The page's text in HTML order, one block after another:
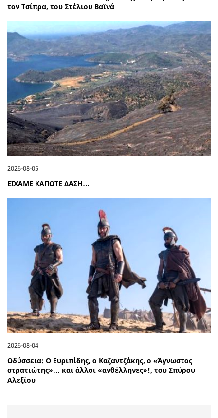
τον Τσίπρα, του Στέλιου Βαϊνά
2026-08-05
ΕΙΧΑΜΕ ΚΑΠΟΤΕ ΔΑΣΗ…
2026-08-04
Οδύσσεια: Ο Ευριπίδης, ο Καζαντζάκης, ο «Άγνωστος
στρατιώτης»… και άλλοι «ανθέλληνες»!, του Σπύρου
Αλεξίου